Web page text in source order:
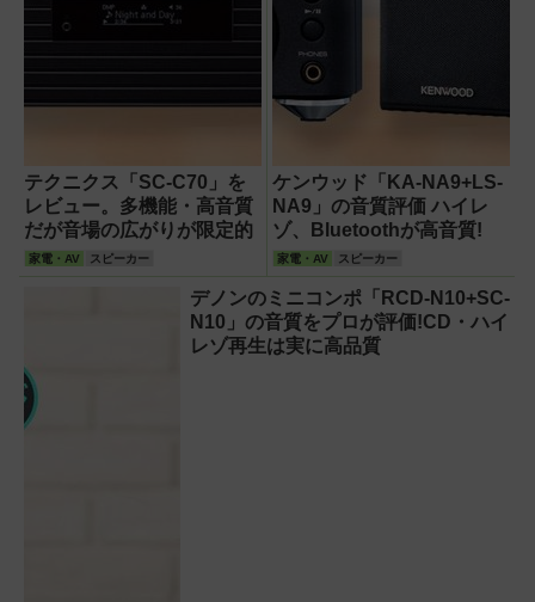
テクニクス「SC-C70」を
レビュー。多機能・高音質
だが音場の広がりが限定的
家電・AV スピーカー
ケンウッド「KA-NA9+LS-
NA9」の音質評価 ハイレ
ゾ、Bluetoothが高音質!
家電・AV スピーカー
デノンのミニコンポ「RCD-N10+SC-
N10」の音質をプロが評価!CD・ハイ
レゾ再生は実に高品質